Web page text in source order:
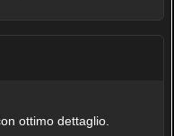
ottimo dettaglio.